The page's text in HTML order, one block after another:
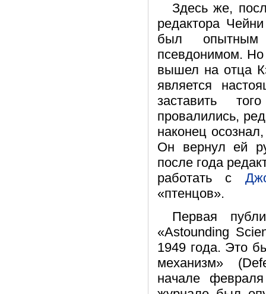
Здесь же,
редактора
был
псевдонимом.
вышел на отца
является
заставить
провалились,
наконец
Он вернул ей
после года
работать с
«птенцов».
Первая
«Astounding
1949 года. Это
механизм»
начале